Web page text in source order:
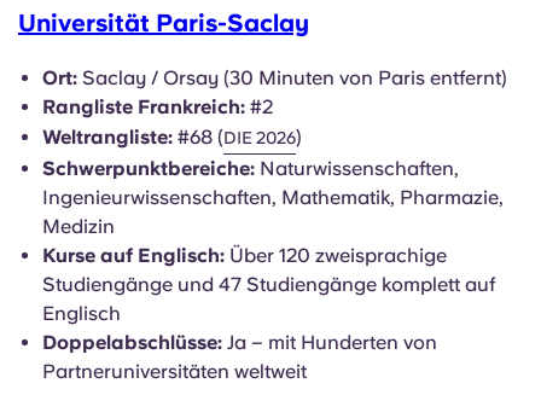
Universität Paris-Saclay
Ort:
Saclay / Orsay (30 Minuten von Paris entfernt)
Rangliste Frankreich:
Weltrangliste:
#68 ( DIE 2026)
Schwerpunktbereiche:Naturwissenschaften,
Ingenieurwissenschaften, Mathematik, Pharmazie,
Medizin
Kurse auf Englisch:Über 120 zweisprachige